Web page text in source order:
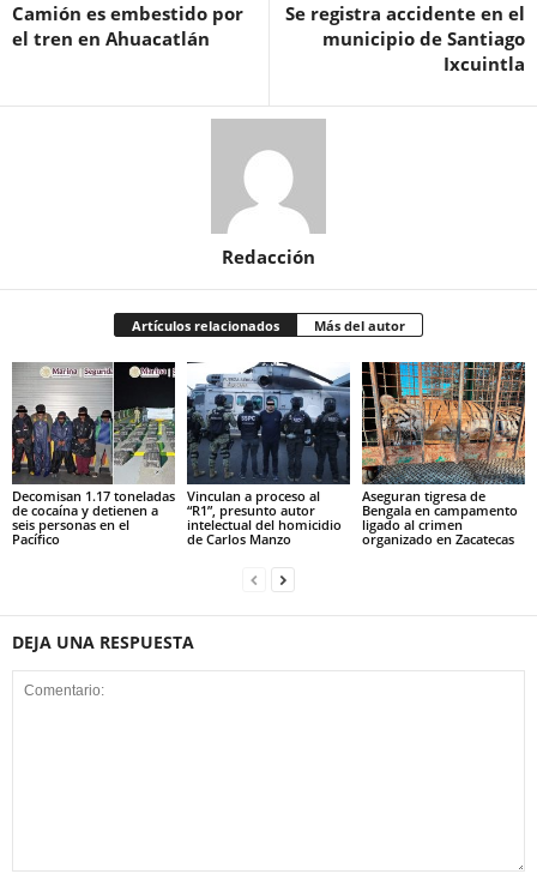
Camión es embestido por
el tren en Ahuacatlán
Se registra accidente en el
municipio de Santiago
Ixcuintla
Redacción
Artículos relacionados Más del autor
Decomisan 1.17 toneladas
de cocaína y detienen a
seis personas en el
Pacífico
Vinculan a proceso al
“R1”, presunto autor
intelectual del homicidio
de Carlos Manzo
Aseguran tigresa de
Bengala en campamento
ligado al crimen
organizado en Zacatecas
DEJA UNA RESPUESTA